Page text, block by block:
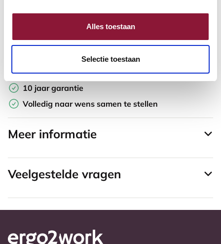
Alles toestaan
Selectie toestaan
Toevoegen aan vergelijker
Laagste Prijsgarantie
Gratis verzending
10 jaar garantie
Volledig naar wens samen te stellen
Meer informatie
Veelgestelde vragen